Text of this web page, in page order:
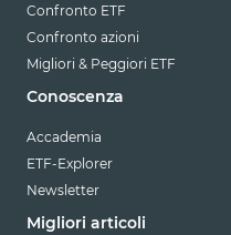
Confronto ETF
Confronto azioni
Migliori & Peggiori ETF
Conoscenza
Accademia
ETF-Explorer
Newsletter
Migliori articoli